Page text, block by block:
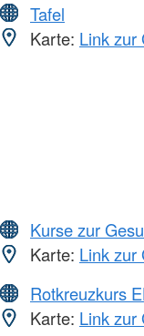
Tafel
Karte: Link zur
Kurse zur
Karte: Link zur
Rotkreuzkurs
Karte: Link zur